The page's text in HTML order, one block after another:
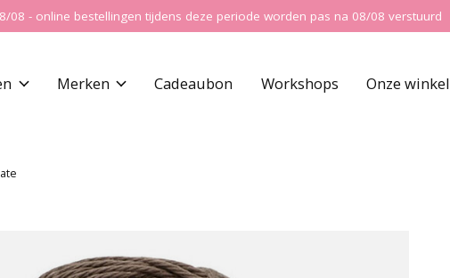
08 - online bestellingen tijdens deze periode worden pas na 08/08 verstuurd
Merken Cadeaubon Workshops Onze winkel